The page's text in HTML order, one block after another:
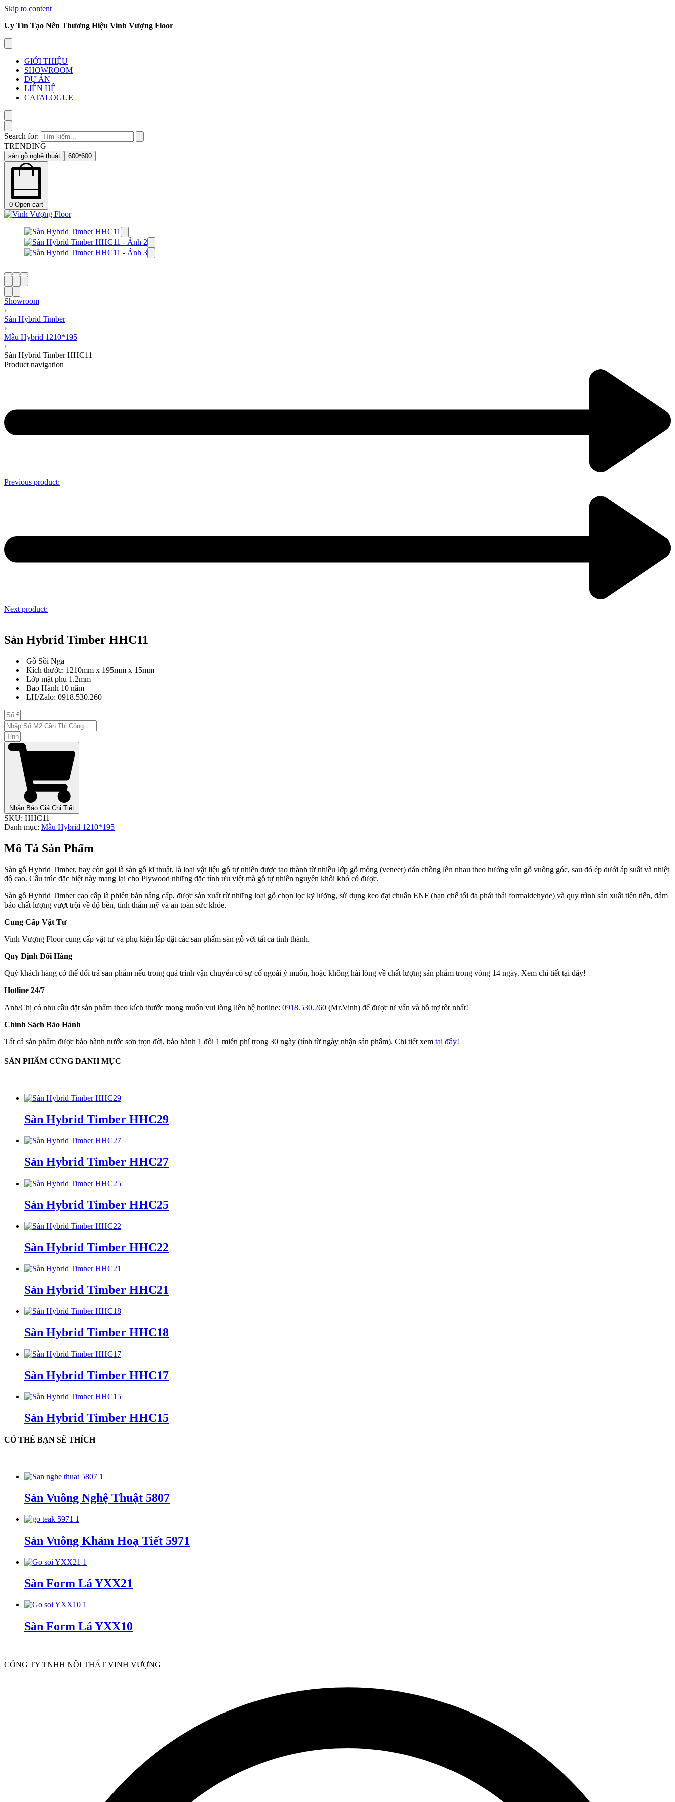
Skip to content
Uy Tín Tạo Nên Thương Hiệu Vinh Vượng Floor
GIỚI THIỆU
SHOWROOM
DỰ ÁN
LIÊN HỆ
CATALOGUE
Search for:
TRENDING
sàn gỗ nghệ thuật 600*600
0 Open cart
Showroom
›
Sàn Hybrid Timber
›
Mẫu Hybrid 1210*195
›
Sàn Hybrid Timber HHC11
Product navigation
Previous product:
Next product:
Sàn Hybrid Timber HHC11
Gỗ Sồi Nga
Kích thước: 1210mm x 195mm x 15mm
Lớp mặt phủ 1.2mm
Bảo Hành 10 năm
LH/Zalo: 0918.530.260
Nhận Báo Giá Chi Tiết
SKU: HHC11
Danh mục: Mẫu Hybrid 1210*195
Mô Tả Sản Phẩm
Sàn gỗ Hybrid Timber, hay còn gọi là sàn gỗ kĩ thuật, là loại vật liệu gỗ tự nhiên được tạo thành từ nhiều lớp gỗ mỏng (veneer) dán chồng lên nhau theo hướng vân gỗ vuông góc, sau đó ép dưới áp suất và nhiệt
độ cao. Cấu trúc đặc biệt này mang lại cho Plywood những đặc tính ưu việt mà gỗ tự nhiên nguyên khối khó có được.
Sàn gỗ Hybrid Timber cao cấp là phiên bản nâng cấp, được sản xuất từ những loại gỗ chọn lọc kỹ lưỡng, sử dụng keo đạt chuẩn ENF (hạn chế tối đa phát thải formaldehyde) và quy trình sản xuất tiên tiến, đảm
bảo chất lượng vượt trội về độ bền, tính thẩm mỹ và an toàn sức khỏe.
Cung Cấp Vật Tư
Vinh Vượng Floor cung cấp vật tư và phụ kiện lắp đặt các sản phẩm sàn gỗ với tất cả tỉnh thành.
Quy Định Đổi Hàng
Quý khách hàng có thể đổi trả sản phẩm nếu trong quá trình vận chuyển có sự cố ngoài ý muốn, hoặc không hài lòng về chất lượng sản phẩm trong vòng 14 ngày. Xem chi tiết tại đây!
Hotline 24/7
Anh/Chị có nhu cầu đặt sản phẩm theo kích thước mong muốn vui lòng liên hệ hotline: 0918.530.260 (Mr.Vinh) để được tư vấn và hỗ trợ tốt nhất!
Chính Sách Bảo Hành
Tất cả sản phẩm được bảo hành nước sơn trọn đời, bảo hành 1 đổi 1 miễn phí trong 30 ngày (tính từ ngày nhận sản phẩm). Chi tiết xem tại đây!
SẢN PHẨM CÙNG DANH MỤC
Sàn Hybrid Timber HHC29
Sàn Hybrid Timber HHC27
Sàn Hybrid Timber HHC25
Sàn Hybrid Timber HHC22
Sàn Hybrid Timber HHC21
Sàn Hybrid Timber HHC18
Sàn Hybrid Timber HHC17
Sàn Hybrid Timber HHC15
CÓ THỂ BẠN SẼ THÍCH
Sàn Vuông Nghệ Thuật 5807
Sàn Vuông Khảm Hoạ Tiết 5971
Sàn Form Lá YXX21
Sàn Form Lá YXX10
CÔNG TY TNHH NỘI THẤT VINH VƯỢNG